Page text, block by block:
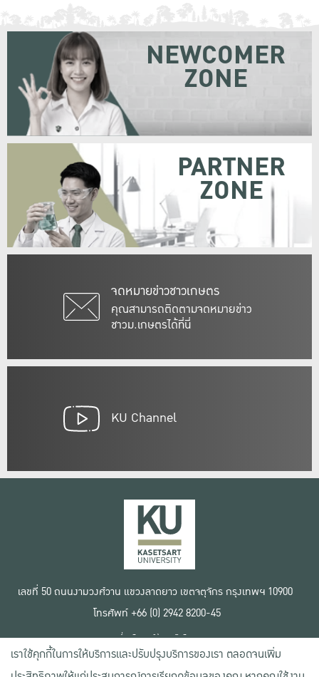
จดหมายข่าวชาวเกษตร
คุณสามารถติดตามจดหมายข่าว
ชาวม.เกษตรได้ที่นี่
NEWCOMER
ZONE
PARTNER
ZONE
KU Channel
เลขที่ 50 ถนนงามวงศ์วาน แขวงลาดยาว เขตจตุจักร กรุงเทพฯ 10900
โทรศัพท์ +66 (0) 2942 8200-45
เงื่อนไขการใช้งานเว็บไซต์
ข้อตกลงด้านสิทธิ์ใช้งาน
นโยบายความเป็นส่วนตัว
เราใช้คุกกี้ในการให้บริการและปรับปรุงบริการของเรา ตลอดจนเพิ่ม